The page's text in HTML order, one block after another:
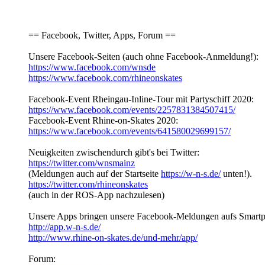
== Facebook, Twitter, Apps, Forum ==
Unsere Facebook-Seiten (auch ohne Facebook-Anmeldung!):
https://www.facebook.com/wnsde
https://www.facebook.com/rhineonskates
Facebook-Event Rheingau-Inline-Tour mit Partyschiff 2020:
https://www.facebook.com/events/2257831384507415/
Facebook-Event Rhine-on-Skates 2020:
https://www.facebook.com/events/641580029699157/
Neuigkeiten zwischendurch gibt's bei Twitter:
https://twitter.com/wnsmainz
(Meldungen auch auf der Startseite https://w-n-s.de/unten!).
https://twitter.com/rhineonskates
(auch in der ROS-App nachzulesen)
Unsere Apps bringen unsere Facebook-Meldungen aufs
http://app.w-n-s.de/
http://www.rhine-on-skates.de/und-mehr/app/
Forum: